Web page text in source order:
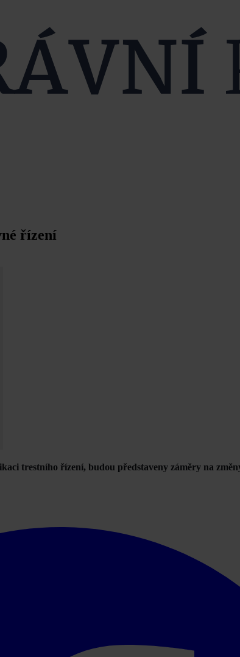
řízení
trestního řízení, budou představeny záměry na